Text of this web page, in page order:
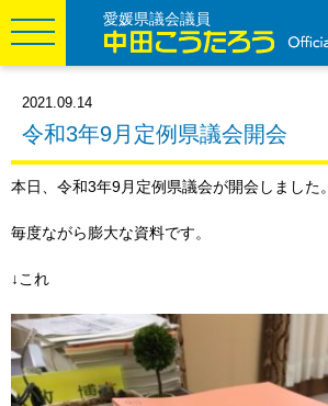
愛媛県議会議員
2021.09.14
令和3年9月定例県議会開会
本日、令和3年9月定例県議会が開会しました。
毎度ながら膨大な資料です。
↓これ